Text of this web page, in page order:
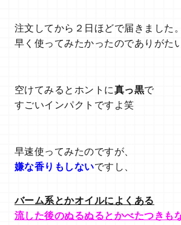
注文してから２日ほどで届きました。
早く使ってみたかったのでありがた
空けてみるとホントに真っ黒で
すごいインパクトですよ笑
早速使ってみたのですが、
嫌な香りもしないですし、
バーム系とかオイルによくある
流した後のぬるぬるとかべたつきも